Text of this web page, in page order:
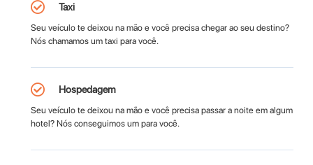
Taxi
Seu veículo te deixou na mão e você precisa chegar ao seu destino?
Nós chamamos um taxi para você.
Hospedagem
Seu veículo te deixou na mão e você precisa passar a noite em algum
hotel? Nós conseguimos um para você.